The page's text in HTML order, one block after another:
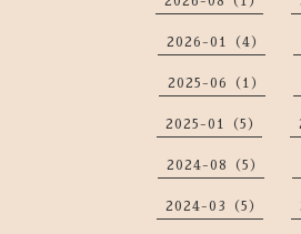
2026-01（4）
2025-06（1）
2025-01（5）
2024-08（5）
2024-03（5）